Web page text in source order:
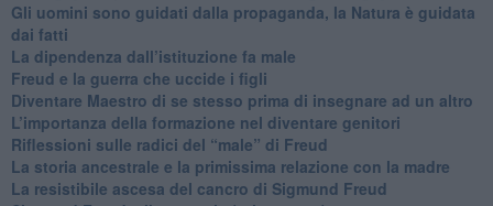
​Gli uomini sono guidati dalla propaganda, la Natura è guidata
dai fatti
La dipendenza dall’istituzione fa male
​Freud e la guerra che uccide i figli
​Diventare Maestro di se stesso prima di insegnare ad un altro
L’importanza della formazione nel diventare genitori
Riflessioni sulle radici del “male” di Freud
​La storia ancestrale e la primissima relazione con la madre
​La resistibile ascesa del cancro di Sigmund Freud